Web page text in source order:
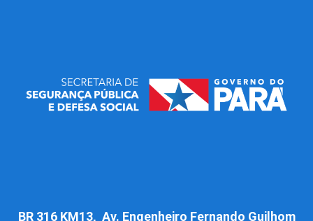
BR 316 KM13, Av. Engenheiro Fernando Guilhom